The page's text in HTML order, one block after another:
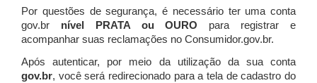
Por questões de segurança, é necessário ter uma conta
gov.br nível PRATA ou OURO para registrar e
acompanhar suas reclamações no Consumidor.gov.br.
Após autenticar, por meio da utilização da sua conta
gov.br, você será redirecionado para a tela de cadastro do